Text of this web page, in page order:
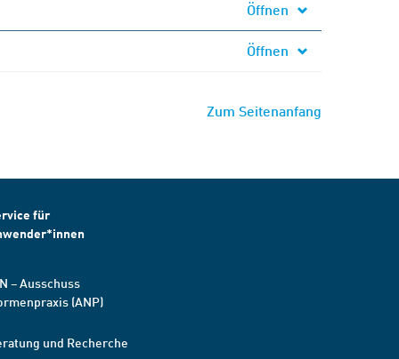
Öffnen
Öffnen
Zum Seitenanfang
für
– Ausschuss
(ANP)
und Recherche